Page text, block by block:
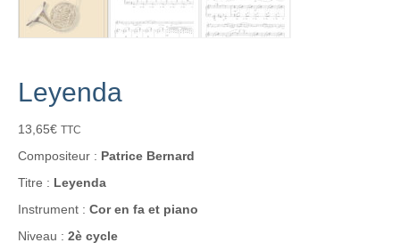
Leyenda
13,65€ TTC
Compositeur : Patrice Bernard
Titre : Leyenda
Instrument : Cor en fa et piano
Niveau : 2è cycle